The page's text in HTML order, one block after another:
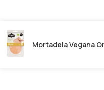
Mortadela Vegana